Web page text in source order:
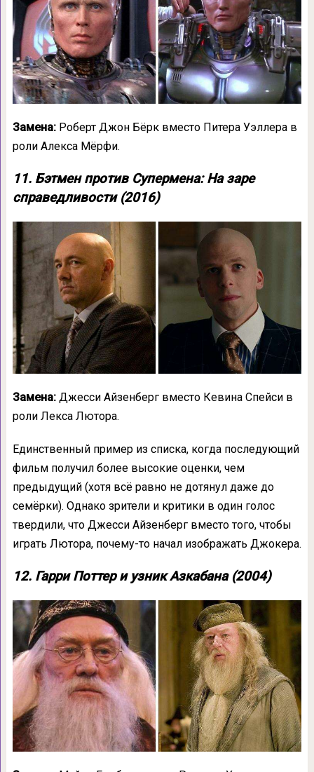
Замена:Роберт Джон Бёрк вместо Питера Уэллера в
роли Алекса Мёрфи.
11. Бэтмен против Супермена: На заре
справедливости (2016)
Замена:Джесси Айзенберг вместо Кевина Спейси в
роли Лекса Лютора.
Единственный пример из списка, когда последующий
фильм получил более высокие оценки, чем
предыдущий (хотя всё равно не дотянул даже до
семёрки). Однако зрители и критики в один голос
твердили, что Джесси Айзенберг вместо того, чтобы
играть Лютора, почему-то начал изображать Джокера.
12. Гарри Поттер и узник Азкабана (2004)